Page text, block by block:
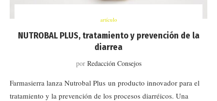
artículo
NUTROBAL PLUS, tratamiento y prevención de la
diarrea
por Redacción Consejos
Farmasierra lanza Nutrobal Plus un producto innovador para el
tratamiento y la prevención de los procesos diarréicos. Una